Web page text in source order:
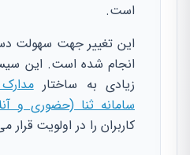
است.
این تغییر جهت سهولت
انجام شده است. این
زیادی به ساختار
سامانه ثنا (حضوری و
کاربران را در اولویت قرار